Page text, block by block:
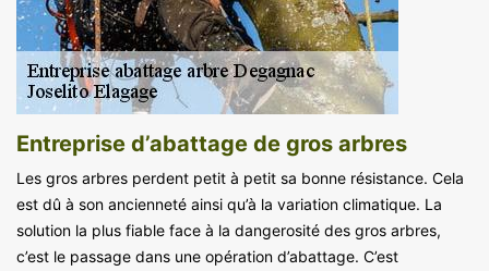
Entreprise d’abattage de gros arbres
Les gros arbres perdent petit à petit sa bonne résistance. Cela
est dû à son ancienneté ainsi qu’à la variation climatique. La
solution la plus fiable face à la dangerosité des gros arbres,
c’est le passage dans une opération d’abattage. C’est